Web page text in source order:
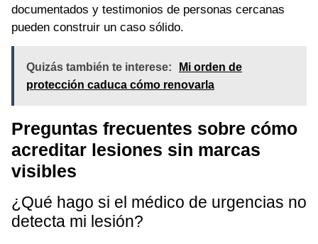
documentados y testimonios de personas cercanas
pueden construir un caso sólido.
Quizás también te interese:
Mi orden de
protección caduca cómo renovarla
Preguntas frecuentes sobre cómo
acreditar lesiones sin marcas
visibles
¿Qué hago si el médico de urgencias no
detecta mi lesión?